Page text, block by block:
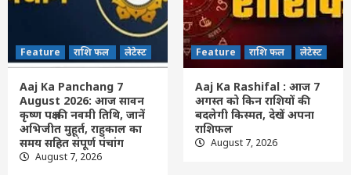
Feature राशि फल लेटेस्ट
Aaj Ka Panchang 7 August 2026: आज
सावन कृष्ण पक्ष की नवमी तिथि, जानें अभिजीत
मुहूर्त, राहुकाल का समय सहित संपूर्ण पंचांग
2
Feature राशि फल
Aaj Ka Rashifal : आज 7 अगस्त को किन
राशियों की बदलेगी किस्मत, देखें अपना राशिफल
Feature राशि फल लेटेस्ट
Aaj Ka Panchang 7
August 2026: आज सावन
कृष्ण पक्ष की नवमी तिथि, जानें
अभिजीत मुहूर्त, राहुकाल का
समय सहित संपूर्ण पंचांग
August 7, 2026
Feature राशि फल लेटेस्ट
Aaj Ka Rashifal : आज 7
अगस्त को किन राशियों की
बदलेगी किस्मत, देखें अपना
राशिफल
August 7, 2026